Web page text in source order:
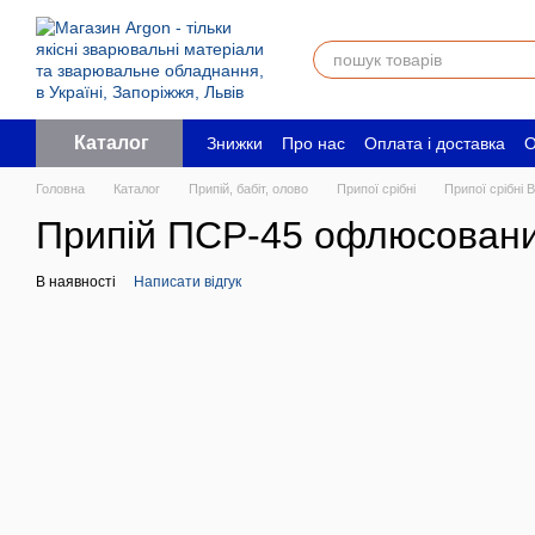
Перейти до основного контенту
Каталог Знижки Про нас Оплата і доставка
Угода користувача
Юридичним
Головна Каталог Припій, бабіт, олово Припої срібні Припої срібні
Припій ПСР-45
В наявності Написати відгук